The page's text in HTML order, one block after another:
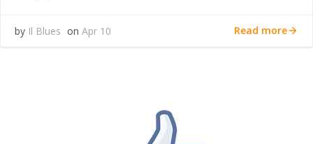
by Il Blues on Apr 10 Read more